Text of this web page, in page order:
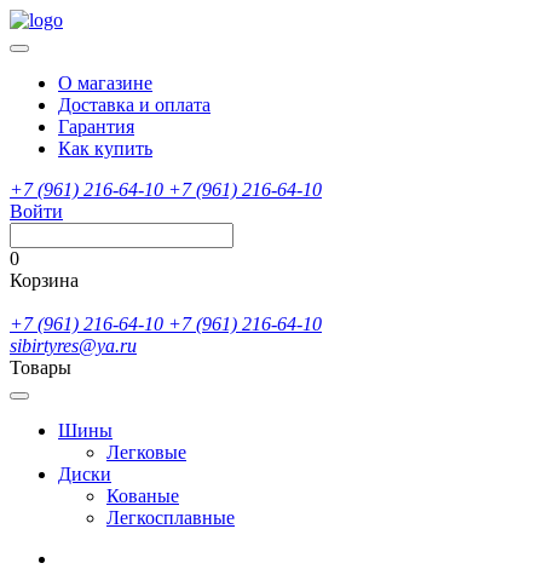
О магазине
Доставка и оплата
Гарантия
Как купить
+7 (961) 216-64-10 +7 (961) 216-64-10
Войти
0
Корзина
+7 (961) 216-64-10 +7 (961) 216-64-10
sibirtyres@ya.ru
Товары
Шины
Легковые
Диски
Кованые
Легкосплавные